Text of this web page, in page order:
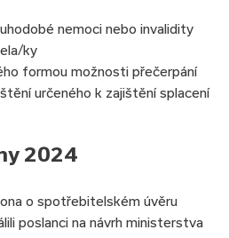
nemoci nebo invalidity
ky
formou možnosti přečerpání
určeného k zajištění splacení
2024
o spotřebitelském úvěru
poslanci na návrh ministerstva